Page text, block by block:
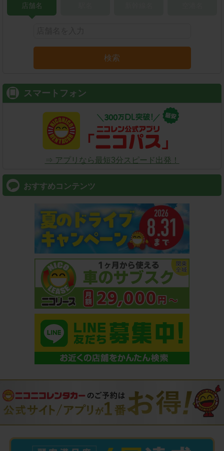
店舗名
検索
スマートフォン
⇒ アプリなら最短3分スピード出発！
おすすめコンテンツ